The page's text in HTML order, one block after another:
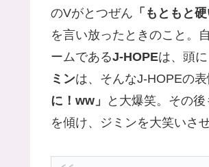
のVがとつぜん 「もともと
を言い放ったときのこと。
ームであるJ-HOPEは、頭
ミンは、そんなJ-HOPEの
に！ww」
と大爆笑。その
を傾け、ジミンを大笑いさ